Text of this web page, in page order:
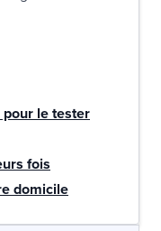
pour le tester
fois
domicile